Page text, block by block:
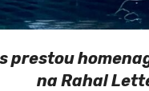
prestou
na Rahal